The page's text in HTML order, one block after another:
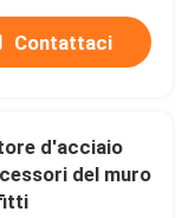
Contattaci
d'acciaio
del muro